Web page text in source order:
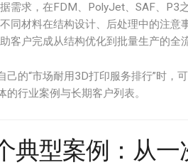
需求，在FDM、PolyJet、SAF、P3
同材料在结构设计、后处理中的注意
客户完成从结构优化到批量生产的全
己的“市场耐用3D打印服务排行”时，
的行业案例与长期客户列表。
典型案例：从